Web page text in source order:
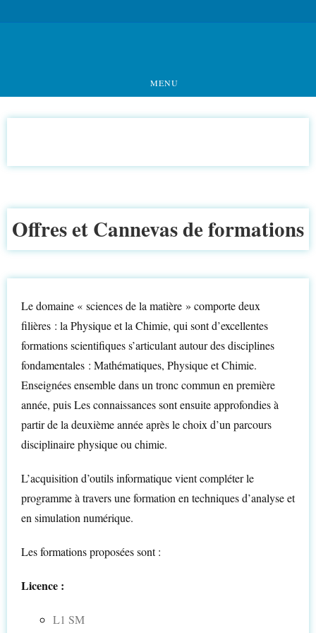
MENU
Offres et Cannevas de formations
Le domaine « sciences de la matière » comporte deux
filières : la Physique et la Chimie, qui sont d’excellentes
formations scientifiques s’articulant autour des disciplines
fondamentales : Mathématiques, Physique et Chimie.
Enseignées ensemble dans un tronc commun en première
année, puis Les connaissances sont ensuite approfondies à
partir de la deuxième année après le choix d’un parcours
disciplinaire physique ou chimie.
L’acquisition d’outils informatique vient compléter le
programme à travers une formation en techniques d’analyse et
en simulation numérique.
Les formations proposées sont :
Licence :
L1 SM